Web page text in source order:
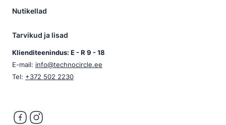
Nutikellad
Tarvikud ja lisad
Klienditeenindus: E - R 9 - 18
E-mail: info@technocircle.ee
Tel: +372 502 2230